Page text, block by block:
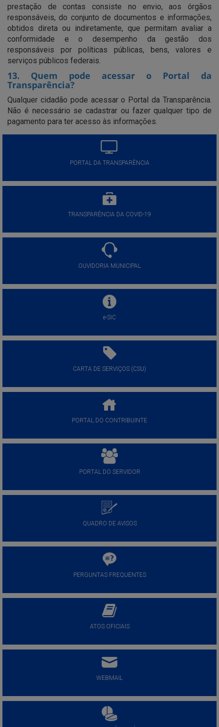
prestação de contas consiste no envio, aos órgãos
responsáveis, do conjunto de documentos e informações,
obtidos direta ou indiretamente, que permitam avaliar a
conformidade e o desempenho da gestão dos
responsáveis por políticas públicas, bens, valores e
serviços públicos federais.
13. Quem pode acessar o Portal da
Transparência?
Qualquer cidadão pode acessar o Portal da Transparência.
Não é necessário se cadastrar ou fazer qualquer tipo de
pagamento para ter acesso às informações.
PORTAL DA TRANSPARÊNCIA
TRANSPARÊNCIA DA COVID-19
OUVIDORIA MUNICIPAL
e-SIC
CARTA DE SERVIÇOS (CSU)
PORTAL DO CONTRIBUINTE
PORTAL DO SERVIDOR
QUADRO DE AVISOS
PERGUNTAS FREQUENTES
ATOS OFICIAIS
WEBMAIL